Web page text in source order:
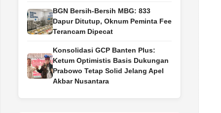
BGN Bersih-Bersih MBG: 833
Dapur Ditutup, Oknum Peminta Fee
Terancam Dipecat
Konsolidasi GCP Banten Plus:
Ketum Optimistis Basis Dukungan
Prabowo Tetap Solid Jelang Apel
Akbar Nusantara